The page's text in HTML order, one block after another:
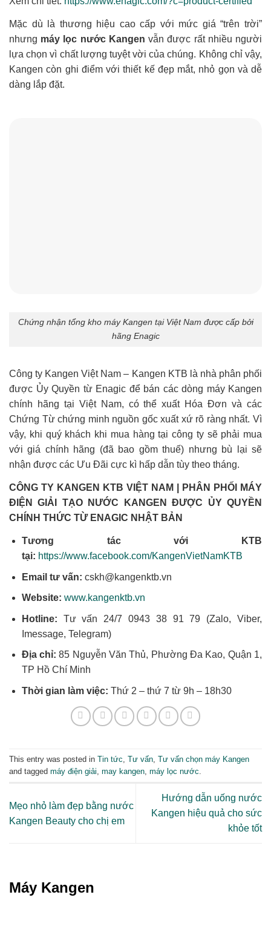
Mặc dù là thương hiệu cao cấp với mức giá “trên trời”
nhưng máy lọc nước Kangenvẫn được rất nhiều người
lựa chọn vì chất lượng tuyệt vời của chúng. Không chỉ vậy,
Kangen còn ghi điểm với thiết kế đẹp mắt, nhỏ gọn và dễ
dàng lắp đặt.
Chứng nhận tổng kho máy Kangen tại Việt Nam được cấp bởi
hãng Enagic
Công ty Kangen Việt Nam – Kangen KTB là nhà phân phối
được Ủy Quyền từ Enagic để bán các dòng máy Kangen
chính hãng tại Việt Nam, có thể xuất Hóa Đơn và các
Chứng Từ chứng minh nguồn gốc xuất xứ rõ ràng nhất. Vì
vậy, khi quý khách khi mua hàng tại công ty sẽ phải mua
với giá chính hãng (đã bao gồm thuế) nhưng bù lại sẽ
nhận được các Ưu Đãi cực kì hấp dẫn tùy theo tháng.
CÔNG TY KANGEN KTB VIỆT NAM | PHÂN PHỐI MÁY
ĐIỆN GIẢI TẠO NƯỚC KANGEN ĐƯỢC ỦY QUYỀN
CHÍNH THỨC TỪ ENAGIC NHẬT BẢN
Tương tác với KTB
tại: https://www.facebook.com/KangenVietNamKTB
Email tư vấn: cskh@kangenktb.vn
Website: www.kangenktb.vn
Hotline: Tư vấn 24/7 0943 38 91 79 (Zalo, Viber,
Imessage, Telegram)
Địa chỉ: 85 Nguyễn Văn Thủ, Phường Đa Kao, Quận 1,
TP Hồ Chí Minh
Thời gian làm việc: Thứ 2 – thứ 7 từ 9h – 18h30
This entry was posted in Tin tức Tư vấn Tư vấn chọn máy Kangen
and tagged máy điện giải may kangen máy lọc nước
Mẹo nhỏ làm đẹp bằng nước
Kangen Beauty cho chị em
Hướng dẫn uống nước
Kangen hiệu quả cho sức
khỏe tốt
Máy Kangen